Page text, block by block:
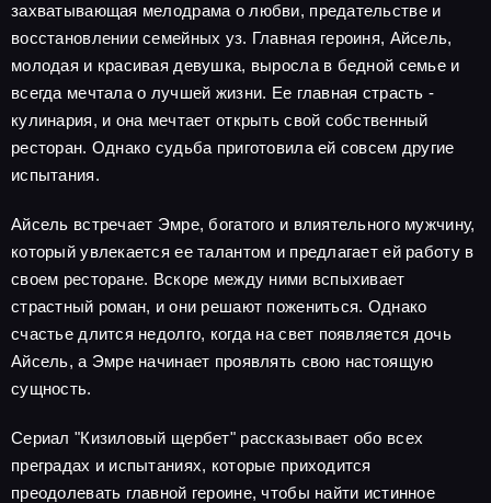
захватывающая мелодрама о любви, предательстве и
восстановлении семейных уз. Главная героиня, Айсель,
молодая и красивая девушка, выросла в бедной семье и
всегда мечтала о лучшей жизни. Ее главная страсть -
кулинария, и она мечтает открыть свой собственный
ресторан. Однако судьба приготовила ей совсем другие
испытания.
Айсель встречает Эмре, богатого и влиятельного мужчину,
который увлекается ее талантом и предлагает ей работу в
своем ресторане. Вскоре между ними вспыхивает
страстный роман, и они решают пожениться. Однако
счастье длится недолго, когда на свет появляется дочь
Айсель, а Эмре начинает проявлять свою настоящую
сущность.
Сериал "Кизиловый щербет" рассказывает обо всех
преградах и испытаниях, которые приходится
преодолевать главной героине, чтобы найти истинное